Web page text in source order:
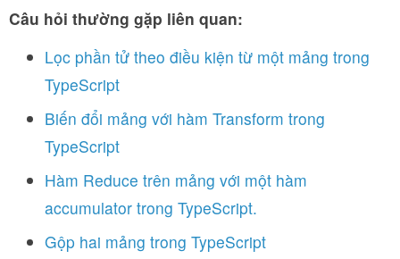
Câu hỏi thường gặp liên quan:
Lọc phần tử theo điều kiện từ một mảng trong
TypeScript
Biến đổi mảng với hàm Transform trong
TypeScript
Hàm Reduce trên mảng với một hàm
accumulator trong TypeScript.
Gộp hai mảng trong TypeScript